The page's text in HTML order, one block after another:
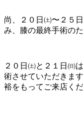
尚、２０日㈯〜２５
み、膝の最終手術の
２０日㈯と２１日㈰
術させていただきま
裕をもってご来店く